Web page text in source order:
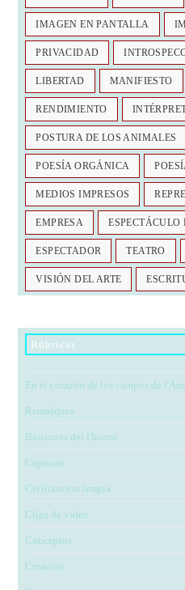
IMAGEN EN PANTALLA
PRIVACIDAD
LIBERTAD MANIFIESTO
RENDIMIENTO
POSTURA DE LOS ANIMALES
POESÍA ORGÁNICA
MEDIOS IMPRESOS
EMPRESA ESPECTÁCULO
ESPECTADOR TEATRO
VISIÓN DEL ARTE
Rúbricas
En el corazón de los campos de
Remolques
Bastiones del l'horror
Capturas
Civilización limpia
Clips de video
Conceptos
Creación